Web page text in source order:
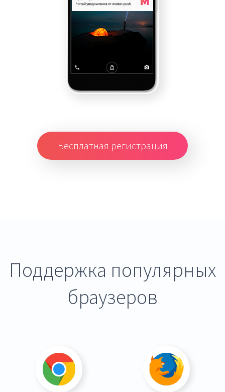
Бесплатная регистрация
Поддержка популярных
браузеров